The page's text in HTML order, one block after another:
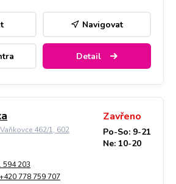
Navigovat
Detail
462/1, 602
Zavřeno
Po-So: 9-21
Ne: 10-20
594 203
+420 778 759 707